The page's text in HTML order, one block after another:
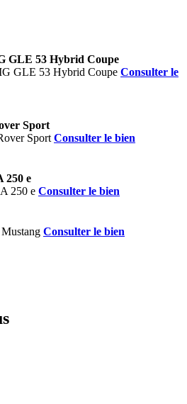
GLE 53 Hybrid Coupe
Consulter le
Sport
Consulter le bien
250 e
Consulter le bien
Consulter le bien